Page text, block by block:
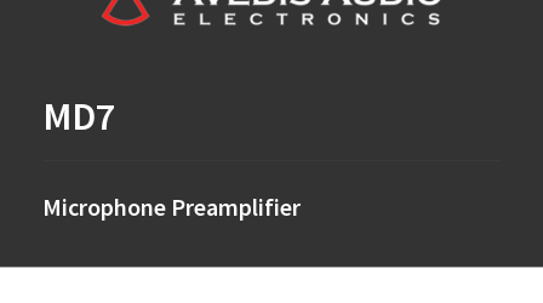
MD7
Microphone Preamplifier